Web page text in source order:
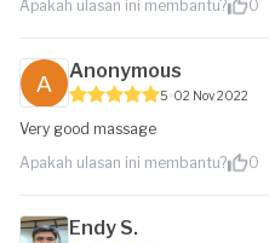
Apakah ulasan ini membantu?
0
Anonymous
5 02 Nov 2022
Very good massage
Apakah ulasan ini membantu?
0
Endy S.